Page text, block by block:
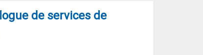
de services de